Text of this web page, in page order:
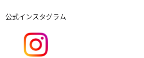
公式インスタグラム